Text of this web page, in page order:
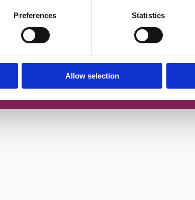
Preferences Statistics
Allow selection